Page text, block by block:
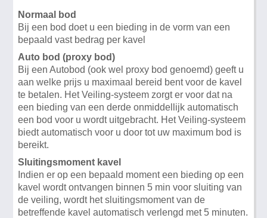
Normaal bod
Bij een bod doet u een bieding in de vorm van een
bepaald vast bedrag per kavel
Auto bod (proxy bod)
Bij een Autobod (ook wel proxy bod genoemd) geeft u
aan welke prijs u maximaal bereid bent voor de kavel
te betalen. Het Veiling-systeem zorgt er voor dat na
een bieding van een derde onmiddellijk automatisch
een bod voor u wordt uitgebracht. Het Veiling-systeem
biedt automatisch voor u door tot uw maximum bod is
bereikt.
Sluitingsmoment kavel
Indien er op een bepaald moment een bieding op een
kavel wordt ontvangen binnen 5 min voor sluiting van
de veiling, wordt het sluitingsmoment van de
betreffende kavel automatisch verlengd met 5 minuten.